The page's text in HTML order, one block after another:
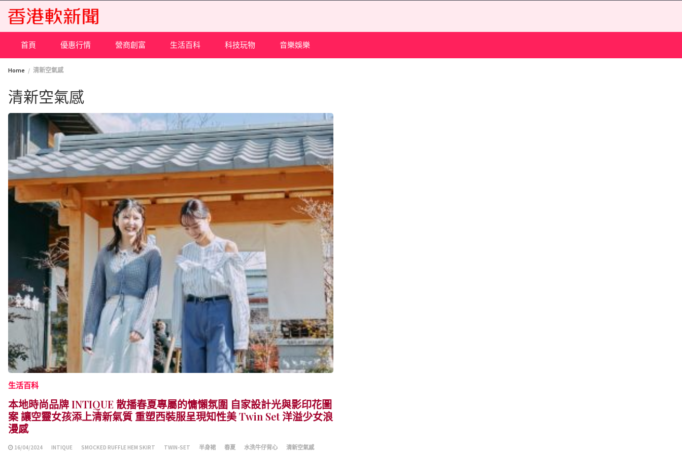
content
首頁 優惠行情 營商創富 生活百科 科技玩物 音樂娛樂
Home 清新空氣感
清新空氣感
生活百科
本地時尚品牌 INTIQUE 散播春夏專屬的慵懶氛圍 自家設計光與影印花圖
案 讓空靈女孩添上清新氣質 重塑西裝服呈現知性美 Twin Set 洋溢少女浪
漫感
16/04/2024 INTIQUE SMOCKED RUFFLE HEM SKIRT TWIN-SET 半身裙 春夏 水洗牛仔背心
清新空氣感